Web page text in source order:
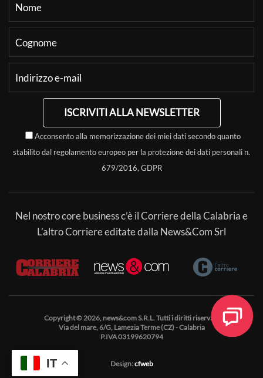
ISCRIVITI ALLA NEWSLETTER
Acconsento alla memorizzazione dei miei dati secondo quanto
stabilito dal regolamento europeo per la protezione dei dati personali n.
679/2016, GDPR
Nel nostro core business c’è il Corriere della Calabria e
L’altro Corriere editate dalla News&Com Srl
Copyright © 2026, news&com S.R.L. Tutti i diritti riservati.
Via del mare, 6/G, Lamezia Terme (CZ) - Calabria
P.IVA 03199620794
Design:cfweb
IT